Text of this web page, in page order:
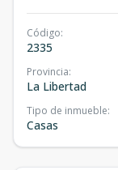
Código:
2335
Provincia:
La Libertad
Tipo de inmueble:
Casas